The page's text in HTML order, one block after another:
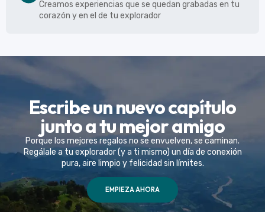
Creamos experiencias que se quedan grabadas en tu
corazón y en el de tu explorador
Escribe un nuevo capítulo
junto a tu mejor amigo
Porque los mejores regalos no se envuelven, se caminan.
Regálale a tu explorador (y a ti mismo) un día de conexión
pura, aire limpio y felicidad sin límites.
EMPIEZA AHORA